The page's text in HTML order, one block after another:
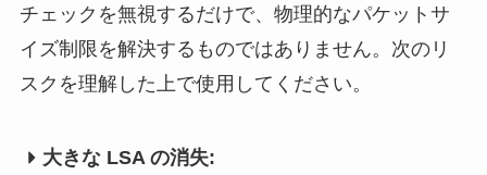
チェックを無視するだけで、物理的なパケットサ
イズ制限を解決するものではありません。次のリ
スクを理解した上で使用してください。
大きな LSA の消失: